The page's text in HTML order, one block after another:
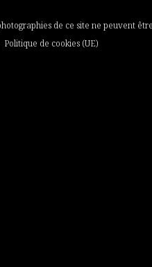
de ce site ne peuvent
Politique de cookies (UE)